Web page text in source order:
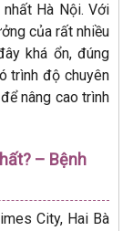
Hà Nội. Với
của rất nhiều
khá ổn, đúng
trình độ chuyên
nâng cao trình
– Bệnh
City, Hai Bà